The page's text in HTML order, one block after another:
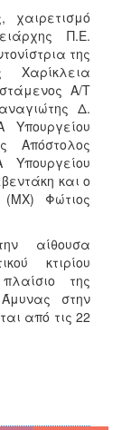
χαιρετισμό
Π.Ε.
της
Χαρίκλεια
Α/Τ
Δ.
Απόστολος
και ο
Φώτιος
αίθουσα
κτιρίου
της
στην
από τις 22